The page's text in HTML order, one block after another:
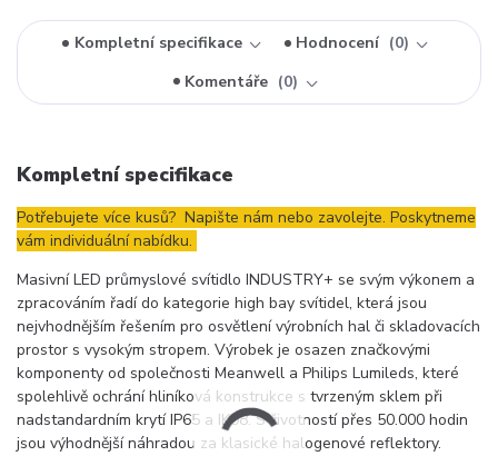
Kompletní specifikace Hodnocení
0
Komentáře
0
Kompletní specifikace
Potřebujete více kusů? Napište nám nebo zavolejte. Poskytneme
vám individuální nabídku.
Masivní LED průmyslové svítidlo INDUSTRY+ se svým výkonem a
zpracováním řadí do kategorie high bay svítidel, která jsou
nejvhodnějším řešením pro osvětlení výrobních hal či skladovacích
prostor s vysokým stropem. Výrobek je osazen značkovými
komponenty od společnosti Meanwell a Philips Lumileds, které
spolehlivě ochrání hliníková konstrukce s tvrzeným sklem při
nadstandardním krytí IP65 a IK08. S životností přes 50.000 hodin
jsou výhodnější náhradou za klasické halogenové reflektory.